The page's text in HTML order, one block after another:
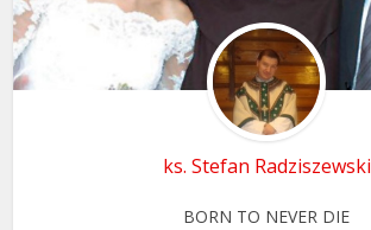
ks. Stefan Radziszewski
BORN TO NEVER DIE